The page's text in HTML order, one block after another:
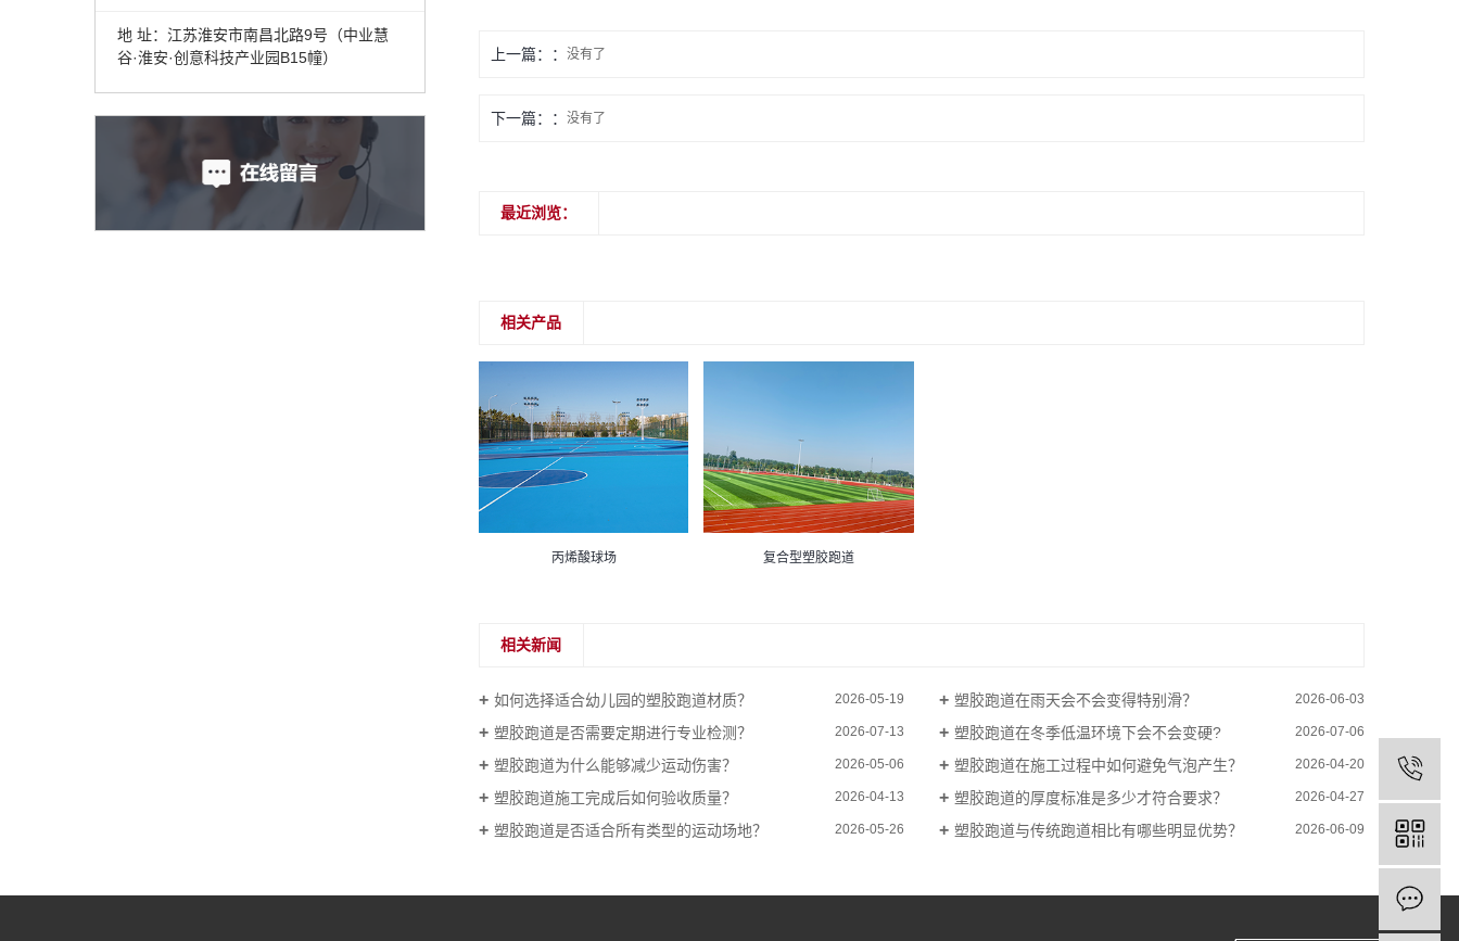
地 址：江苏淮安市南昌北路9号（中业慧
谷·淮安·创意科技产业园B15幢）
上一篇： 没有了
下一篇： 没有了
最近浏览：
相关产品
丙烯酸球场 复合型塑胶跑道
相关新闻
如何选择适合幼儿园的塑胶跑道材质？ 2026-05-19 塑胶跑道在雨天会不会变得特别滑？ 2026-06-03
塑胶跑道是否需要定期进行专业检测？ 2026-07-13 塑胶跑道在冬季低温环境下会不会变硬? 2026-07-06
塑胶跑道为什么能够减少运动伤害？ 2026-05-06 塑胶跑道在施工过程中如何避免气泡产生？ 2026-04-20
塑胶跑道施工完成后如何验收质量？ 2026-04-13 塑胶跑道的厚度标准是多少才符合要求？ 2026-04-27
塑胶跑道是否适合所有类型的运动场地？ 2026-05-26 塑胶跑道与传统跑道相比有哪些明显优势？ 2026-06-09